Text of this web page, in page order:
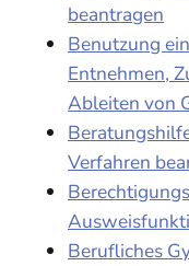
beantragen
Benutzung
Entnehmen,
Ableiten von
Verfahren
Berufliches